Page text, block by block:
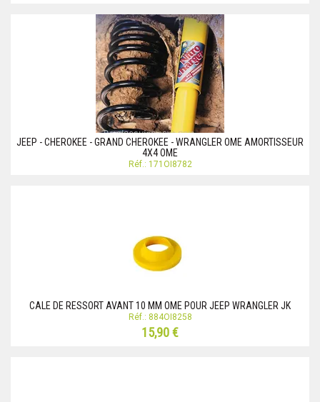
JEEP - CHEROKEE - GRAND CHEROKEE - WRANGLER OME AMORTISSEUR
4X4 OME
Réf.: 171OI8782
CALE DE RESSORT AVANT 10 MM OME POUR JEEP WRANGLER JK
Réf.: 884OI8258
15,90 €